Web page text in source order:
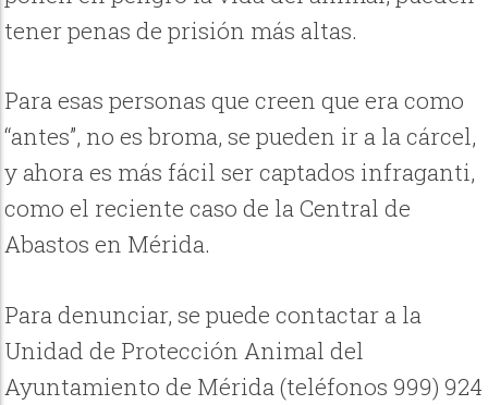
tener penas de prisión más altas.
Para esas personas que creen que era como
“antes”, no es broma, se pueden ir a la cárcel,
y ahora es más fácil ser captados infraganti,
como el reciente caso de la Central de
Abastos en Mérida.
Para denunciar, se puede contactar a la
Unidad de Protección Animal del
Ayuntamiento de Mérida (teléfonos 999) 924